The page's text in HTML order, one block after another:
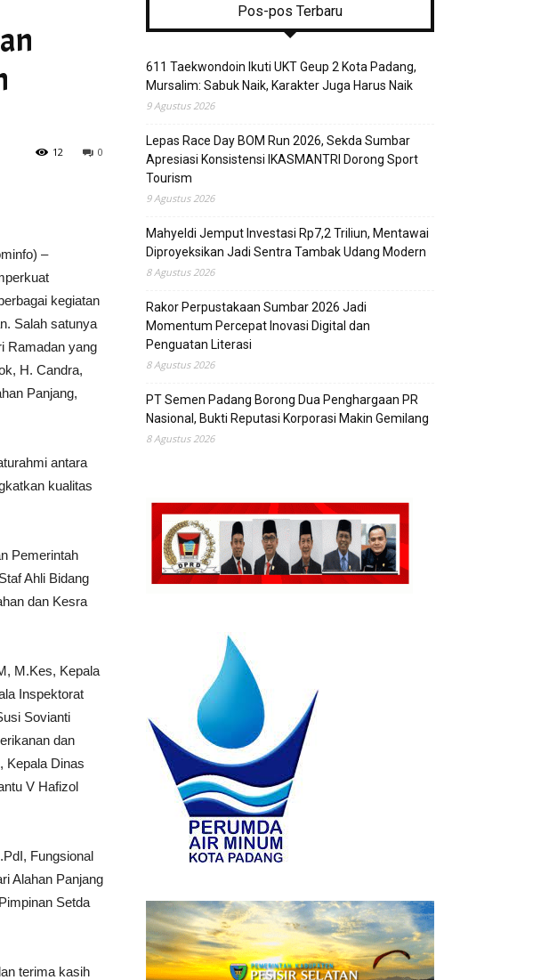
0
12
–
kegiatan
Salah satunya
Ramadan yang
H. Candra,
Panjang,
antara
kualitas
Pemerintah
Ahli Bidang
dan Kesra
M.Kes, Kepala
Inspektorat
Sovianti
dan
Kepala Dinas
V Hafizol
Fungsional
Alahan Panjang
Setda
terima kasih
Pos-pos Terbaru
611 Taekwondoin Ikuti UKT Geup 2 Kota Padang,
Mursalim: Sabuk Naik, Karakter Juga Harus Naik
9 Agustus 2026
Lepas Race Day BOM Run 2026, Sekda Sumbar
Apresiasi Konsistensi IKASMANTRI Dorong Sport
Tourism
9 Agustus 2026
Mahyeldi Jemput Investasi Rp7,2 Triliun, Mentawai
Diproyeksikan Jadi Sentra Tambak Udang Modern
8 Agustus 2026
Rakor Perpustakaan Sumbar 2026 Jadi
Momentum Percepat Inovasi Digital dan
Penguatan Literasi
8 Agustus 2026
PT Semen Padang Borong Dua Penghargaan PR
Nasional, Bukti Reputasi Korporasi Makin Gemilang
8 Agustus 2026